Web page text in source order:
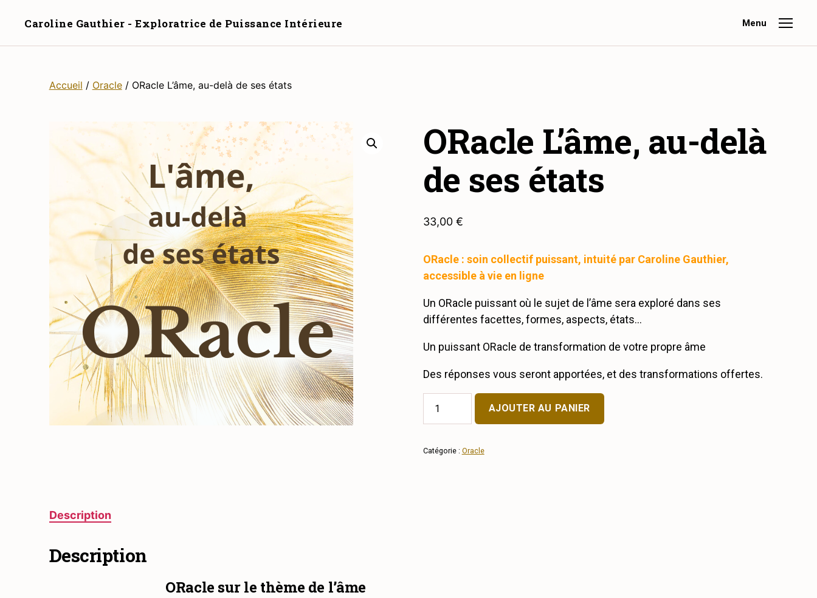
Caroline Gauthier - Exploratrice de Puissance Intérieure Menu
Accueil / Oracle/ ORacle L’âme, au-delà de ses états
ORacle L’âme, au-delà
de ses états
33,00 €
ORacle : soin collectif puissant, intuité par Caroline Gauthier,
accessible à vie en ligne
Un ORacle puissant où le sujet de l’âme sera exploré dans ses
différentes facettes, formes, aspects, états…
Un puissant ORacle de transformation de votre propre âme
Des réponses vous seront apportées, et des transformations offertes.
ORacle
delà
AJOUTER AU PANIER
Catégorie : Oracle
Description
Description
ORacle sur le thème de l’âme